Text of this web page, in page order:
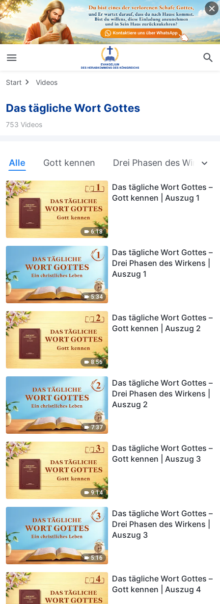
Start Videos
Das tägliche Wort Gottes
753 Videos
Alle Gott kennen Drei Phasen des Wirkens
6:18
Das tägliche Wort Gottes –
Gott kennen | Auszug 1
5:34
Das tägliche Wort Gottes –
Drei Phasen des Wirkens |
Auszug 1
8:56
Das tägliche Wort Gottes –
Gott kennen | Auszug 2
7:37
Das tägliche Wort Gottes –
Drei Phasen des Wirkens |
Auszug 2
9:14
Das tägliche Wort Gottes –
Gott kennen | Auszug 3
5:16
Das tägliche Wort Gottes –
Drei Phasen des Wirkens |
Auszug 3
Das tägliche Wort Gottes –
Gott kennen | Auszug 4